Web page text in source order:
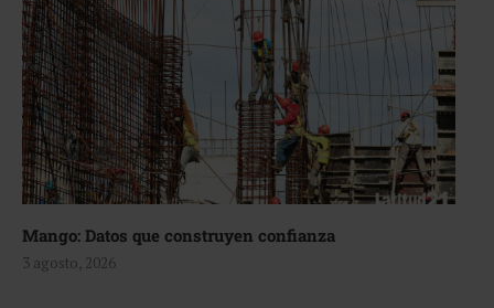
Mango: Datos que construyen confianza
3 agosto, 2026